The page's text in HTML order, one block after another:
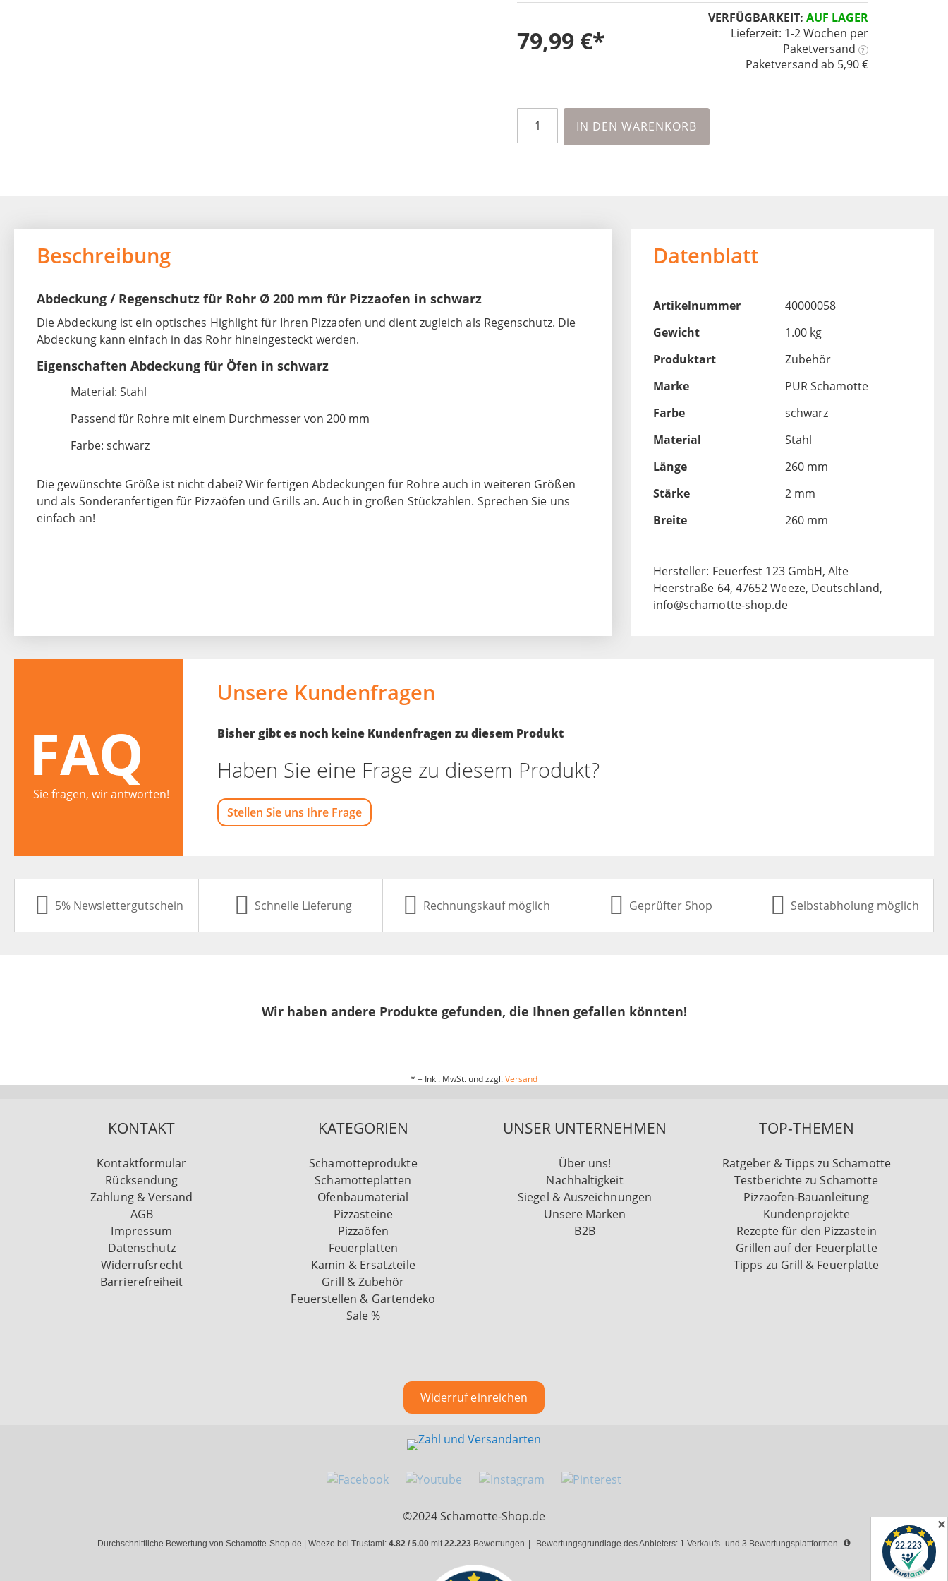
VERFÜGBARKEIT: AUF LAGER
Lieferzeit: 1-2 Wochen per
Paketversand
?
Paketversand ab 5,90 €
79,99 €
IN DEN WARENKORB
Beschreibung
Abdeckung / Regenschutz für Rohr Ø 200 mm für Pizzaofen in schwarz
Die Abdeckung ist ein optisches Highlight für Ihren Pizzaofen und dient zugleich als Regenschutz. Die
Abdeckung kann einfach in das Rohr hineingesteckt werden.
Eigenschaften Abdeckung für Öfen in schwarz
Material: Stahl
Passend für Rohre mit einem Durchmesser von 200 mm
Farbe: schwarz
Die gewünschte Größe ist nicht dabei? Wir fertigen Abdeckungen für Rohre auch in weiteren Größen
und als Sonderanfertigen für Pizzaöfen und Grills an. Auch in großen Stückzahlen. Sprechen Sie uns
einfach an!
Datenblatt
Artikelnummer
40000058
Gewicht
1.00 kg
Produktart
Zubehör
Marke
PUR Schamotte
Farbe
schwarz
Material
Stahl
Länge
260 mm
Stärke
2 mm
Breite
260 mm
Hersteller: Feuerfest 123 GmbH, Alte
Heerstraße 64, 47652 Weeze, Deutschland,
info@schamotte-shop.de
FAQ
Sie fragen, wir antworten!
Unsere Kundenfragen
Bisher gibt es noch keine Kundenfragen zu diesem Produkt
Haben Sie eine Frage zu diesem Produkt?
Stellen Sie uns Ihre Frage
5% Newslettergutschein Schnelle Lieferung Rechnungskauf möglich Geprüfter Shop Selbstabholung möglich
Wir haben andere Produkte gefunden, die Ihnen gefallen könnten!
* = Inkl. MwSt. und zzgl.Versand
KONTAKT
Kontaktformular
Rücksendung
Zahlung & Versand
AGB
Impressum
Datenschutz
Widerrufsrecht
Barrierefreiheit
KATEGORIEN
Schamotteprodukte
Schamotteplatten
Ofenbaumaterial
Pizzasteine
Pizzaöfen
Feuerplatten
Kamin & Ersatzteile
Grill & Zubehör
Feuerstellen & Gartendeko
Sale %
UNSER UNTERNEHMEN
Über uns!
Nachhaltigkeit
Siegel & Auszeichnungen
Unsere Marken
B2B
TOP-THEMEN
Ratgeber & Tipps zu Schamotte
Testberichte zu Schamotte
Pizzaofen-Bauanleitung
Kundenprojekte
Rezepte für den Pizzastein
Grillen auf der Feuerplatte
Tipps zu Grill & Feuerplatte
Widerruf einreichen
©2024 Schamotte-Shop.de
Durchschnittliche Bewertung von Schamotte-Shop.de | Weeze bei Trustami: 4.82 / 5.00mit22.223 Bewertungen Bewertungsgrundlage des Anbieters: 1 Verkaufs- und 3 Bewertungsplattformen
✕